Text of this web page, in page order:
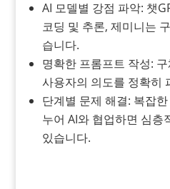
AI 모델별 강점 파악: 챗
코딩 및 추론, 제미니는
습니다.
명확한 프롬프트 작성:
사용자의 의도를 정확히
단계별 문제 해결: 복잡
누어 AI와 협업하면 심층
있습니다.